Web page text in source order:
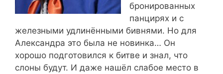
бронированных
панцирях и с
железными удлинёнными бивнями. Но для
Александра это была не новинка… Он
хорошо подготовился к битве и знал, что
слоны будут. И даже нашёл слабое место в